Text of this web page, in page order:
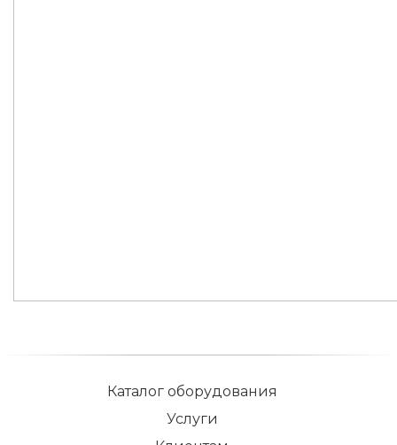
Каталог оборудования
Услуги